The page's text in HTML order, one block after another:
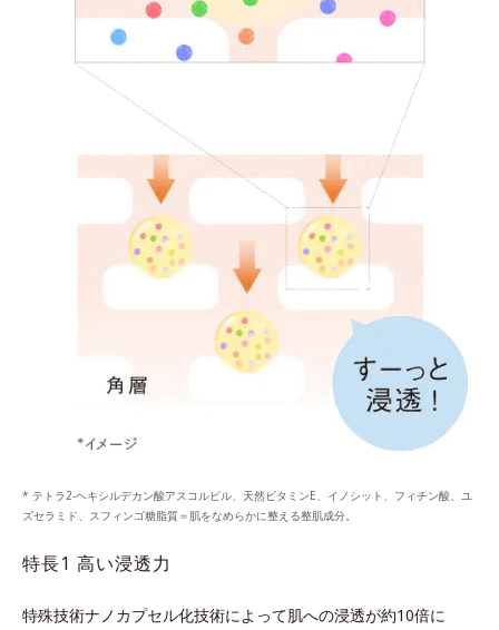
* テトラ2-ヘキシルデカン酸アスコルビル、天然ビタミンE、イノシット、フィチン酸、ユ
ズセラミド、スフィンゴ糖脂質＝肌をなめらかに整える整肌成分。
特長1 高い浸透力
特殊技術ナノカプセル化技術によって肌への浸透が約10倍に